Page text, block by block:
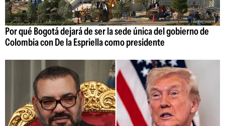
Por qué Bogotá dejará de ser la sede única del gobierno de
Colombia con De la Espriella como presidente